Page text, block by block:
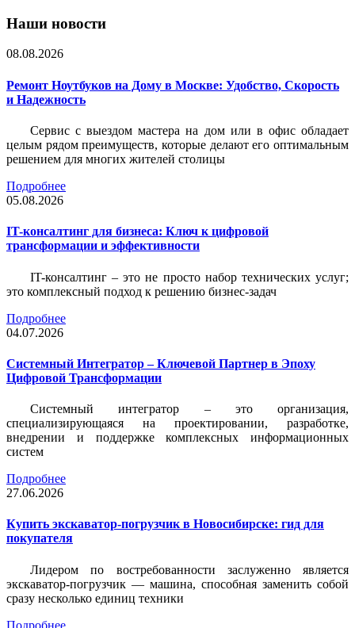
Наши новости
08.08.2026
Ремонт Ноутбуков на Дому в Москве: Удобство, Скорость
и Надежность
Сервис с выездом мастера на дом или в офис обладает
целым рядом преимуществ, которые делают его оптимальным
решением для многих жителей столицы
Подробнее
05.08.2026
IT-консалтинг для бизнеса: Ключ к цифровой
трансформации и эффективности
IT-консалтинг – это не просто набор технических услуг;
это комплексный подход к решению бизнес-задач
Подробнее
04.07.2026
Системный Интегратор – Ключевой Партнер в Эпоху
Цифровой Трансформации
Системный интегратор – это организация,
специализирующаяся на проектировании, разработке,
внедрении и поддержке комплексных информационных
систем
Подробнее
27.06.2026
Купить экскаватор-погрузчик в Новосибирске: гид для
покупателя
Лидером по востребованности заслуженно является
экскаватор-погрузчик — машина, способная заменить собой
сразу несколько единиц техники
Подробнее